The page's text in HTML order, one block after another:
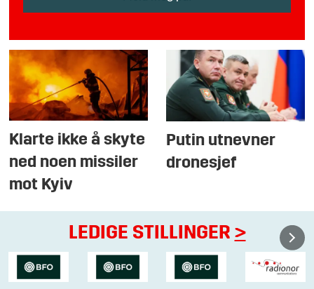
Klarte ikke å skyte
ned noen missiler
mot Kyiv
Putin utnevner
dronesjef
LEDIGE STILLINGER >